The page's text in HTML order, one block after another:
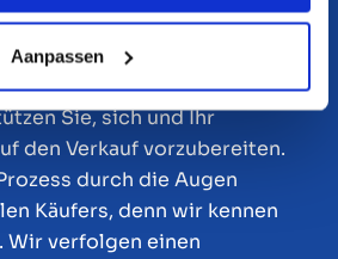
Aanpassen
Unternehmern, die Ihre
verkauft haben.
sie Ihre Lage besonders
Sie, sich und Ihr
den Verkauf vorzubereiten.
durch die Augen
Käufers, denn wir kennen
Wir verfolgen einen